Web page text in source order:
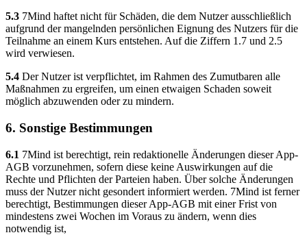
5.3 7Mind haftet nicht für Schäden, die dem Nutzer ausschließlich
aufgrund der mangelnden persönlichen Eignung des Nutzers für die
Teilnahme an einem Kurs entstehen. Auf die Ziffern 1.7 und 2.5
wird verwiesen.
5.4 Der Nutzer ist verpflichtet, im Rahmen des Zumutbaren alle
Maßnahmen zu ergreifen, um einen etwaigen Schaden soweit
möglich abzuwenden oder zu mindern.
6. Sonstige Bestimmungen
6.1 7Mind ist berechtigt, rein redaktionelle Änderungen dieser App-
AGB vorzunehmen, sofern diese keine Auswirkungen auf die
Rechte und Pflichten der Parteien haben. Über solche Änderungen
muss der Nutzer nicht gesondert informiert werden. 7Mind ist ferner
berechtigt, Bestimmungen dieser App-AGB mit einer Frist von
mindestens zwei Wochen im Voraus zu ändern, wenn dies
notwendig ist,